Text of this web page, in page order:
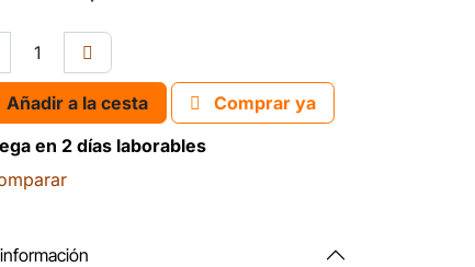
Añadir a la cesta
Comprar ya
en 2 días laborables